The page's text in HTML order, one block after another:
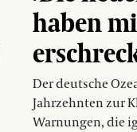
haben
Der deutsche
Jahrzehnten zur
Warnungen, die